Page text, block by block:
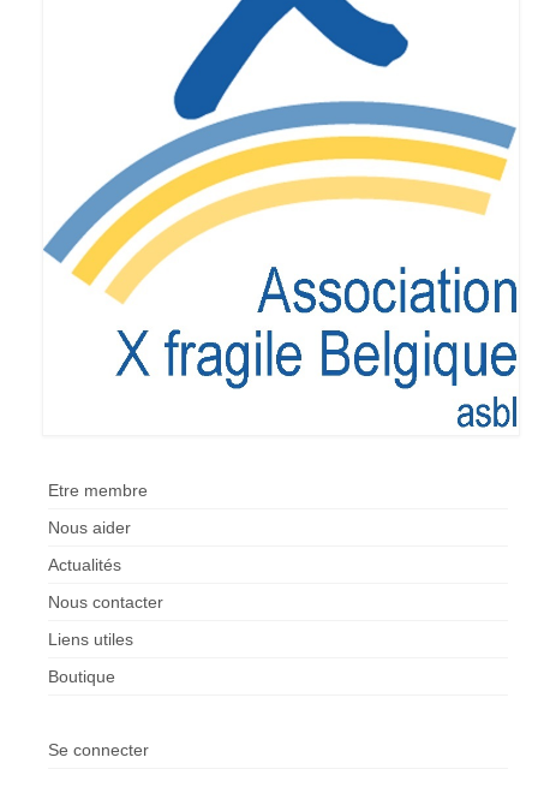
Association X fragile
Mission et objectifs
Organisation
Le Conseil d’Administration
Le Conseil scientifique
Etre membre
Activités passées
L’X presse
Espace Parents
Quand il n’y a pas de diagnostic
A l’annonce du handicap
Parentalité et handicap
Quand nous ne serons plus là
Etre membre
Nous aider
Actualités
Nous contacter
Liens utiles
Boutique
Se connecter